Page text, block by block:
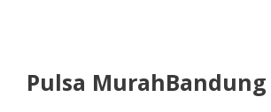
Pulsa MurahBandung